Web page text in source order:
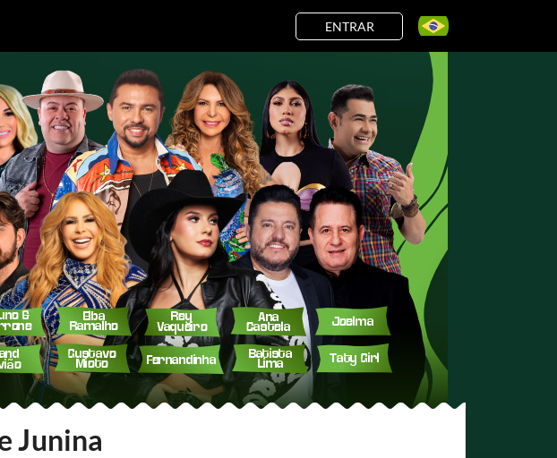
ENTRAR
Junina